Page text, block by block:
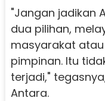
"Jangan jadikan
dua pilihan,
masyarakat
pimpinan. Itu
terjadi,"
Antara.